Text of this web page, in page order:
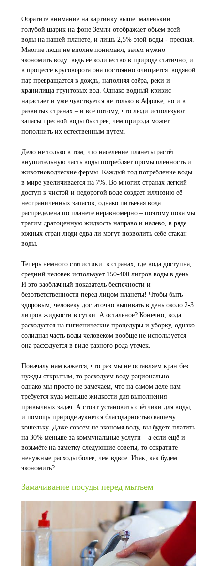
Обратите внимание на картинку выше: маленький
голубой шарик на фоне Земли отображает объем всей
воды на нашей планете, и лишь 2,5% этой воды - пресная.
Многие люди не вполне понимают, зачем нужно
экономить воду: ведь её количество в природе статично, и
в процессе круговорота она постоянно очищается: водяной
пар превращается в дождь, наполняя озёра, реки и
хранилища грунтовых вод. Однако водный кризис
нарастает и уже чувствуется не только в Африке, но и в
развитых странах – и всё потому, что люди используют
запасы пресной воды быстрее, чем природа может
пополнить их естественным путем.
Дело не только в том, что население планеты растёт:
внушительную часть воды потребляет промышленность и
животноводческие фермы. Каждый год потребление воды
в мире увеличивается на 7%. Во многих странах легкий
доступ к чистой и недорогой воде создает иллюзию её
неограниченных запасов, однако питьевая вода
распределена по планете неравномерно – поэтому пока мы
тратим драгоценную жидкость направо и налево, в ряде
южных стран люди едва ли могут позволить себе стакан
воды.
Теперь немного статистики: в странах, где вода доступна,
средний человек использует 150-400 литров воды в день.
И это заоблачный показатель беспечности и
безответственности перед лицом планеты! Чтобы быть
здоровым, человеку достаточно выпивать в день около 2-3
литров жидкости в сутки. А остальное? Конечно, вода
расходуется на гигиенические процедуры и уборку, однако
солидная часть воды человеком вообще не используется –
она расходуется в виде разного рода утечек.
Поначалу нам кажется, что раз мы не оставляем кран без
нужды открытым, то расходуем воду рационально –
однако мы просто не замечаем, что на самом деле нам
требуется куда меньше жидкости для выполнения
привычных задач. А стоит установить счётчики для воды,
и помощь природе аукнется благодарностью вашему
кошельку. Даже совсем не экономя воду, вы будете платить
на 30% меньше за коммунальные услуги – а если ещё и
возьмёте на заметку следующие советы, то сократите
ненужные расходы более, чем вдвое. Итак, как будем
экономить?
Замачивание посуды перед мытьем